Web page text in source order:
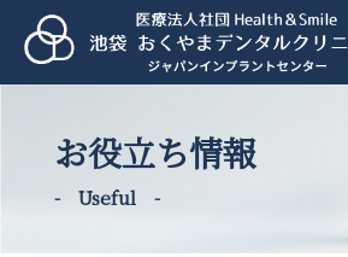
お役立ち情報
- Useful -